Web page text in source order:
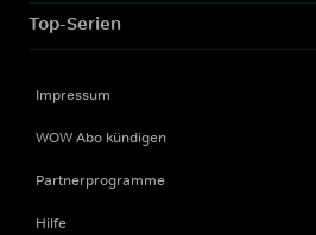
Top-Serien
Impressum
WOW Abo kündigen
Partnerprogramme
Hilfe